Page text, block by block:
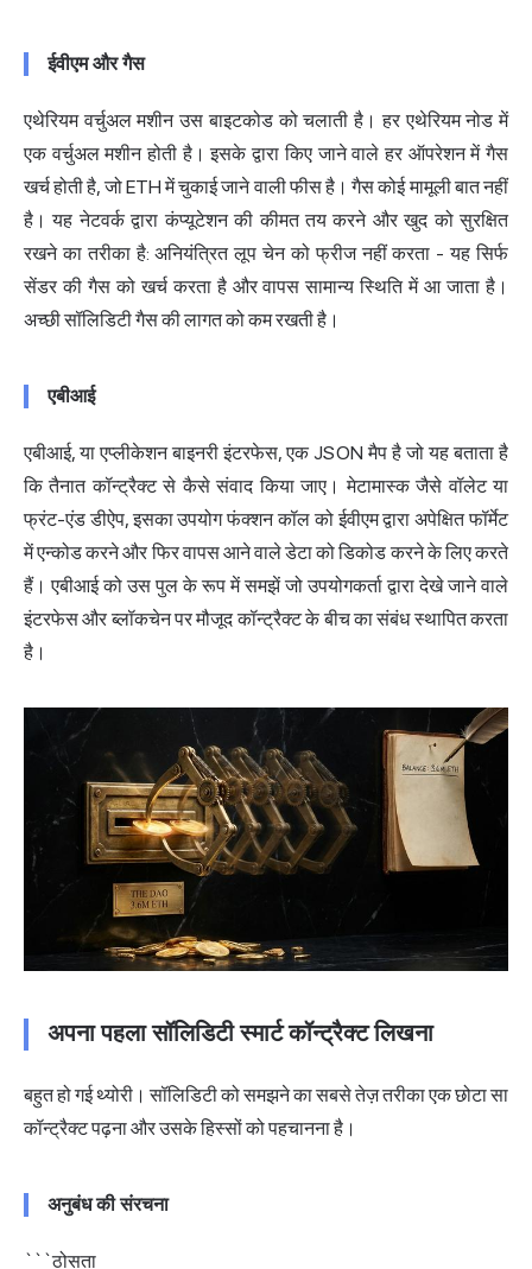
ईवीएम और गैस
एथेरियम वर्चुअल मशीनउस बाइटकोड को चलाती है। हर एथेरियम नोड में
एक वर्चुअल मशीन होती है। इसके द्वारा किए जाने वाले हर ऑपरेशन में गैस
खर्च होती है, जो ETH में चुकाई जाने वाली फीस है। गैस कोई मामूली बात नहीं
है। यह नेटवर्क द्वारा कंप्यूटेशन की कीमत तय करने और खुद को सुरक्षित
रखने का तरीका है: अनियंत्रित लूप चेन को फ्रीज नहीं करता - यह सिर्फ
सेंडर की गैस को खर्च करता है और वापस सामान्य स्थिति में आ जाता है।
अच्छी सॉलिडिटी गैस की लागत को कम रखती है।
एबीआई
एबीआई, या एप्लीकेशन बाइनरी इंटरफेस, एक JSON मैप है जो यह बताता है
कि तैनात कॉन्ट्रैक्ट से कैसे संवाद किया जाए। मेटामास्क जैसे वॉलेट या
फ्रंट-एंड डीऐप, इसका उपयोग फंक्शन कॉल को ईवीएम द्वारा अपेक्षित फॉर्मेट
में एन्कोड करने और फिर वापस आने वाले डेटा को डिकोड करने के लिए करते
हैं। एबीआई को उस पुल के रूप में समझें जो उपयोगकर्ता द्वारा देखे जाने वाले
इंटरफेस और ब्लॉकचेन पर मौजूद कॉन्ट्रैक्ट के बीच का संबंध स्थापित करता
है।
अपना पहला सॉलिडिटी स्मार्ट कॉन्ट्रैक्ट लिखना
बहुत हो गई थ्योरी। सॉलिडिटी को समझने का सबसे तेज़ तरीका एक छोटा सा
कॉन्ट्रैक्ट पढ़ना और उसके हिस्सों को पहचानना है।
अनुबंध की संरचना
```ठोसता